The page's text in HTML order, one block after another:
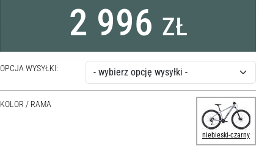
2 996 ZŁ
OPCJA WYSYŁKI:
KOLOR / RAMA
niebieski-czarny